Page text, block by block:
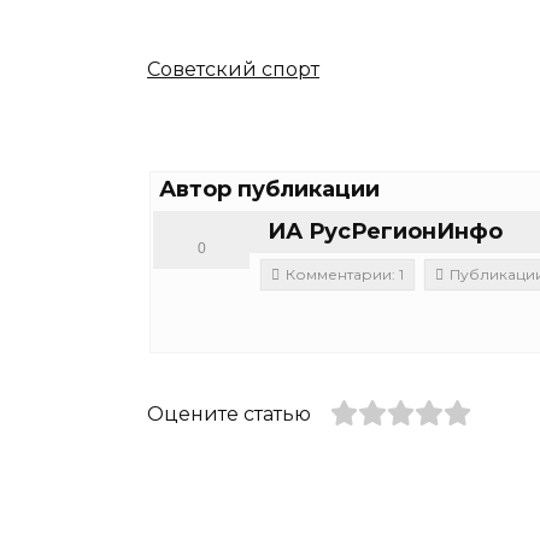
Советский спорт
Автор публикации
ИА РусРегионИнфо
0
Комментарии: 1
Оцените статью